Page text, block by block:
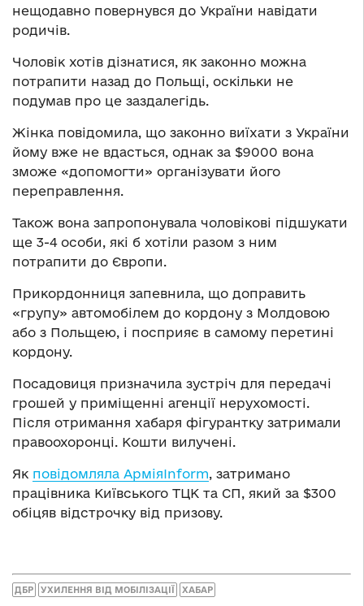
нещодавно повернувся до України навідати
родичів.
Чоловік хотів дізнатися, як законно можна
потрапити назад до Польщі, оскільки не
подумав про це заздалегідь.
Жінка повідомила, що законно виїхати з України
йому вже не вдасться, однак за $9000 вона
зможе «допомогти» організувати його
переправлення.
Також вона запропонувала чоловікові підшукати
ще 3-4 особи, які б хотіли разом з ним
потрапити до Європи.
Прикордонниця запевнила, що доправить
«групу» автомобілем до кордону з Молдовою
або з Польщею, і посприяє в самому перетині
кордону.
Посадовиця призначила зустріч для передачі
грошей у приміщенні агенції нерухомості.
Після отримання хабаря фігурантку затримали
правоохоронці. Кошти вилучені.
Як повідомляла АрміяInform, затримано
працівника Київського ТЦК та СП, який за $300
обіцяв відстрочку від призову.
ДБР УХИЛЕННЯ ВІД МОБІЛІЗАЦІЇ ХАБАР